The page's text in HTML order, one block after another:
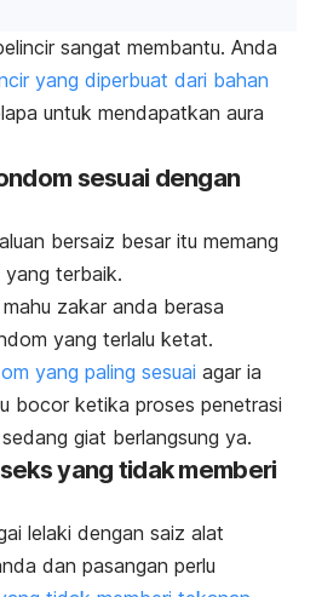
sangat membantu. Anda
yang diperbuat dari bahan
untuk mendapatkan aura
sesuai dengan
bersaiz besar itu memang
terbaik.
zakar anda berasa
yang terlalu ketat.
yang paling sesuai agar ia
bocor ketika proses penetrasi
giat berlangsung ya.
yang tidak memberi
lelaki dengan saiz alat
dan pasangan perlu